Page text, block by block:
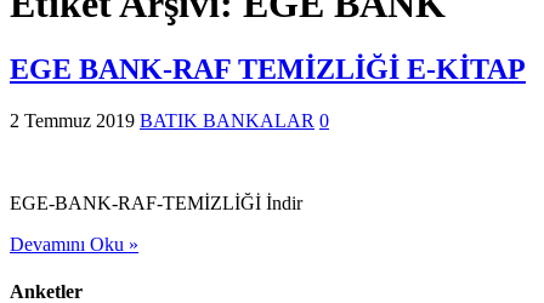
EGE BANK-RAF TEMİZLİĞİ E-KİTAP
2 Temmuz 2019 BATIK BANKALAR 0
EGE-BANK-RAF-TEMİZLİĞİ İndir
Devamını Oku »
Anketler